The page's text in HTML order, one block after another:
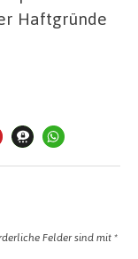
Haftgründe
Felder sind mit*